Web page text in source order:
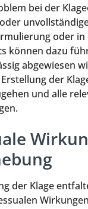
bei der
oder
können dazu
abgewiesen
der
und alle
der Klage